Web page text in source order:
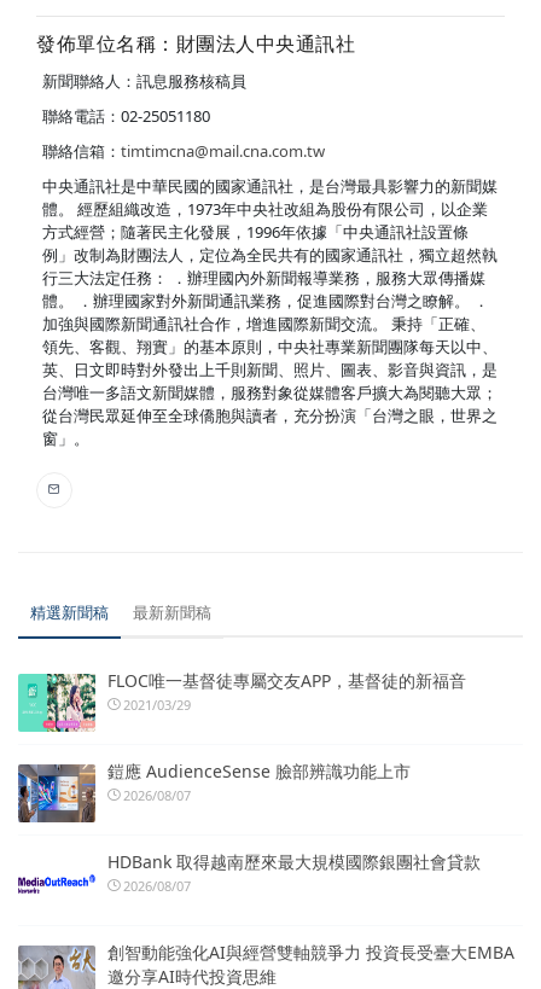
發佈單位名稱：財團法人中央通訊社
新聞聯絡人：訊息服務核稿員
聯絡電話：02-25051180
聯絡信箱： timtimcna@mail.cna.com.tw
中央通訊社是中華民國的國家通訊社，是台灣最具影響力的新聞媒
體。 經歷組織改造，1973年中央社改組為股份有限公司，以企業
方式經營；隨著民主化發展，1996年依據「中央通訊社設置條
例」改制為財團法人，定位為全民共有的國家通訊社，獨立超然執
行三大法定任務： ．辦理國內外新聞報導業務，服務大眾傳播媒
體。 ．辦理國家對外新聞通訊業務，促進國際對台灣之瞭解。 ．
加強與國際新聞通訊社合作，增進國際新聞交流。 秉持「正確、
領先、客觀、翔實」的基本原則，中央社專業新聞團隊每天以中、
英、日文即時對外發出上千則新聞、照片、圖表、影音與資訊，是
台灣唯一多語文新聞媒體，服務對象從媒體客戶擴大為閱聽大眾；
從台灣民眾延伸至全球僑胞與讀者，充分扮演「台灣之眼，世界之
窗」。
精選新聞稿 最新新聞稿
FLOC唯一基督徒專屬交友APP，基督徒的新福音
2021/03/29
鎧應 AudienceSense 臉部辨識功能上市
2026/08/07
HDBank 取得越南歷來最大規模國際銀團社會貸款
2026/08/07
創智動能強化AI與經營雙軸競爭力 投資長受臺大EMBA
邀分享AI時代投資思維